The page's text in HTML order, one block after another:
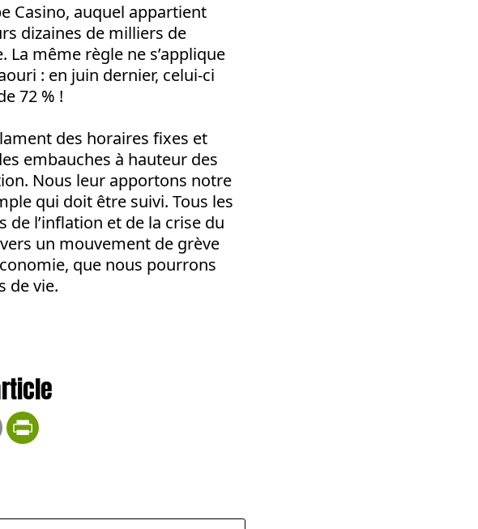
Casino, auquel appartient
dizaines de milliers de
même règle ne s’applique
: en juin dernier, celui-ci
72 % !
des horaires fixes et
embauches à hauteur des
Nous leur apportons notre
qui doit être suivi. Tous les
l’inflation et de la crise du
un mouvement de grève
que nous pourrons
de vie.
Email